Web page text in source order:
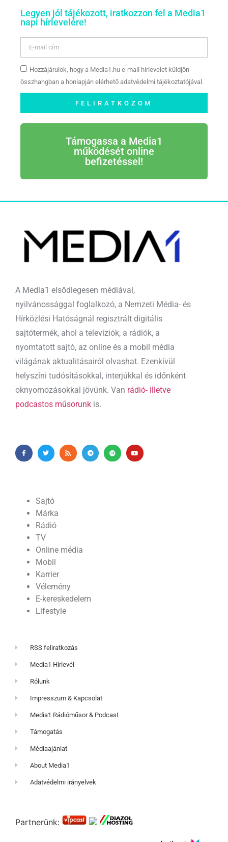
Legyen jól tájékozott, iratkozzon fel a Media1
napi hírlevelére!
Hozzájárulok, hogy a Media1.hu e-mail hírlevelet küldjön
összhangban a honlapján elérhető adatvédelmi tájékoztatójával.
FELIRATKOZOM
Támogassa a Media1
működését online
befizetéssel!
A Media1 elsődlegesen médiával,
nyilvánossággal foglalkozó, a Nemzeti Média- és
Hírközlési Hatóságnál regisztrált digitális
sajtótermék, ahol a televíziók, a rádiók, a
nyomtatott sajtó, az online és a mobil média
világának aktualitásairól olvashat. Ezenkívül
helyszíni tudósításokkal, interjúkkal és időnként
oknyomozásokkal jövünk. Van rádió- illetve
podcastos műsorunk is.
Sajtó
Márka
Rádió
TV
Online média
Mobil
Karrier
Vélemény
E-kereskedelem
Lifestyle
RSS feliratkozás
Media1 Hírlevél
Rólunk
Impresszum & Kapcsolat
Media1 Rádióműsor & Podcast
Támogatás
Médiaajánlat
About Media1
Adatvédelmi irányelvek
Partnerünk: